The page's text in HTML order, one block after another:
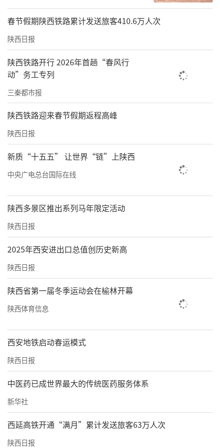
春节假期陕西铁路累计发送旅客410.6万人次
陕西日报
陕西铁路开行 2026年首趟“春风行
动”务工专列
三秦都市报
陕西铁路迎来春节假期返程高峰
陕西日报
新质“十五五” 让世界“链”上陕西
中央广电总台国际在线
陕西多景区推出系列马年限定活动
陕西日报
2025年西安进出口总值创历史新高
陕西日报
陕西省第一届冬季运动会在榆林开幕
陕西体育信息
西安地铁启动春运模式
陕西日报
中医药已成世界最大的传统医药服务体系
新华社
西延高铁开通“满月”累计发送旅客63万人次
陕西日报